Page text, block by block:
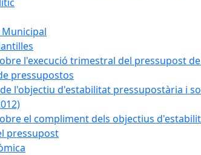
l'execució trimestral del pressupost
pressupostos
l'objectiu d'estabilitat pressupostària i
el compliment dels objectius
pressupost